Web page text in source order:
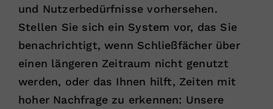
und Nutzerbedürfnisse vorhersehen.
Stellen Sie sich ein System vor, das Sie
benachrichtigt, wenn Schließfächer über
einen längeren Zeitraum nicht genutzt
werden, oder das Ihnen hilft, Zeiten mit
hoher Nachfrage zu erkennen: Unsere